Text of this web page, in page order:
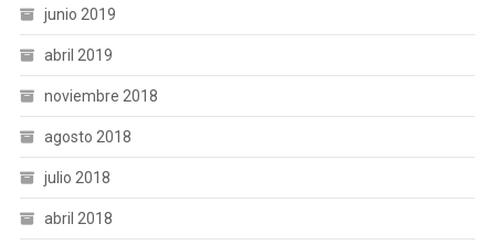
junio 2019
abril 2019
noviembre 2018
agosto 2018
julio 2018
abril 2018